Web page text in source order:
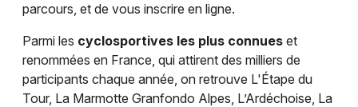
parcours, et de vous inscrire en ligne.
Parmi les cyclosportives les plus connues et
renommées en France, qui attirent des milliers de
participants chaque année, on retrouve L'Étape du
Tour, La Marmotte Granfondo Alpes, L’Ardéchoise, La